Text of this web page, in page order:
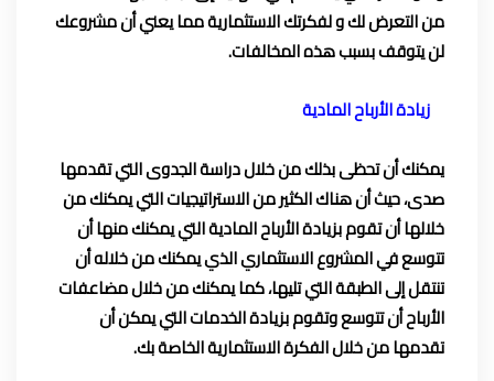
من التعرض لك و لفكرتك الاستثمارية مما يعني أن مشروعك
لن يتوقف بسبب هذه المخالفات.
زيادة الأرباح المادية
يمكنك أن تحظى بذلك من خلال دراسة الجدوى التي تقدمها
صدى، حيث أن هناك الكثير من الاستراتيجيات التي يمكنك من
خلالها أن تقوم بزيادة الأرباح المادية التي يمكنك منها أن
تتوسع في المشروع الاستثماري الذي يمكنك من خلاله أن
تنتقل إلى الطبقة التي تليها، كما يمكنك من خلال مضاعفات
الأرباح أن تتوسع وتقوم بزيادة الخدمات التي يمكن أن
تقدمها من خلالالفكرة الاستثماريةالخاصة بك.